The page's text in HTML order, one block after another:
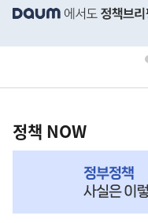
단
배
영
책
NOW,
정책 NOW